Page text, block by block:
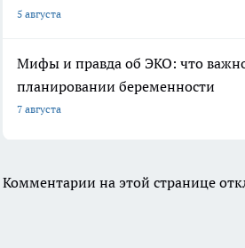
5 августа
Мифы и правда об ЭКО: что
планировании беременности
7 августа
Комментарии на этой странице